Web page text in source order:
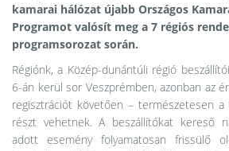
kamarai hálózat újabb Országos
Programot valósít meg a 7 régiós
programsorozat során.
Régiónk, a Közép-dunántúli régió
6-án kerül sor Veszprémben, azonban az
regisztrációt követően – természetesen
részt vehetnek. A beszállítókat kereső
adott esemény folyamatosan frissülő